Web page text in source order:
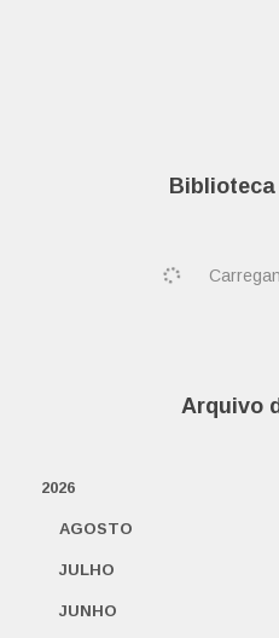
Biblioteca
Arquivo
2026
AGOSTO
JULHO
JUNHO